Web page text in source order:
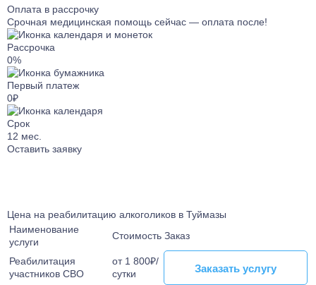
Лечение от Кетамина
Лечение от Опиума
Лечение от Фенобарбитала
Лечение от Эфедрина
Лечение от Трамадола
Кодирование от курения
Кодирование на 6 месяцев
Кодирование на 1 год
Лечение гипомании
Лечение психопатии
Лечение мании преследования
Лечение энкопреза
Лечение СДВГ
Лечение социопатии
Лечение анорексии
Лечение игромании
Лечение ОКР
Оплата в рассрочку
Срочная медицинская помощь сейчас — оплата после!
Рассрочка
0%
Первый платеж
0₽
Срок
12 мес.
Оставить заявку
Цена на реабилитацию алкоголиков в Туймазы
Наименование
услуги
Стоимость Заказ
Реабилитация
участников СВО
от 1 800₽/
сутки
Заказать услугу
Заказать услугу